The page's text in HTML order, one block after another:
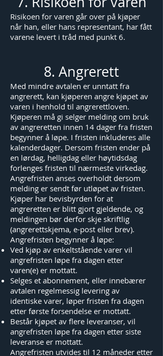
Risikoen for varen går over på kjøper
når han, eller hans representant, har fått
varene levert i tråd med punkt 6.
8. Angrerett
Med mindre avtalen er unntatt fra
angrerett, kan kjøperen angre kjøpet av
varen i henhold til angrerettloven.
Kjøperen må gi selger melding om bruk
av angreretten innen 14 dager fra fristen
begynner å løpe. I fristen inkluderes alle
kalenderdager. Dersom fristen ender på
en lørdag, helligdag eller høytidsdag
forlenges fristen til nærmeste virkedag.
Angrefristen anses overholdt dersom
melding er sendt før utløpet av fristen.
Kjøper har bevisbyrden for at
angreretten er blitt gjort gjeldende, og
meldingen bør derfor skje skriftlig
(angrerettskjema, e-post eller brev).
Angrefristen begynner å løpe:
Ved kjøp av enkeltstående varer vil
angrefristen løpe fra dagen etter
varen(e) er mottatt.
Selges et abonnement, eller innebærer
avtalen regelmessig levering av
identiske varer, løper fristen fra dagen
etter første forsendelse er mottatt.
Består kjøpet av flere leveranser, vil
angrefristen løpe fra dagen etter siste
leveranse er mottatt.
Angrefristen utvides til 12 måneder etter